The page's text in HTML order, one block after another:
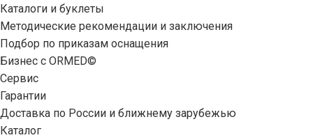
Каталоги и буклеты
Методические рекомендации и заключения
Подбор по приказам оснащения
Бизнес с ORMED©
Сервис
Гарантии
Доставка по России и ближнему зарубежью
Каталог